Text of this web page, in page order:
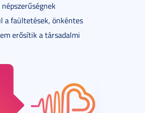
a faültetések, önkéntes
erősítik a társadalmi